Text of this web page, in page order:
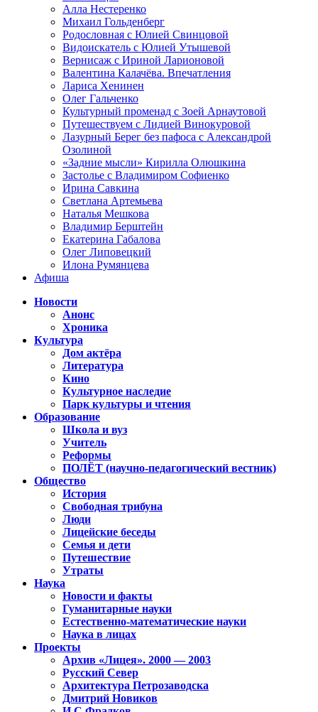
Алла Нестеренко
Михаил Гольденберг
Родословная с Юлией Свинцовой
Видоискатель с Юлией Утышевой
Вернисаж с Ириной Ларионовой
Валентина Калачёва. Впечатления
Лариса Хенинен
Олег Гальченко
Культурный променад с Зоей Арнаутовой
Путешествуем с Лидией Винокуровой
Лазурный Берег без пафоса с Александрой
Озолиной
«Задние мысли» Кирилла Олюшкина
Застолье с Владимиром Софиенко
Ирина Савкина
Светлана Артемьева
Наталья Мешкова
Владимир Берштейн
Екатерина Габалова
Олег Липовецкий
Илона Румянцева
Афиша
Новости
Анонс
Хроника
Культура
Дом актёра
Литература
Кино
Культурное наследие
Парк культуры и чтения
Образование
Школа и вуз
Учитель
Реформы
ПОЛЁТ (научно-педагогический вестник)
Общество
История
Свободная трибуна
Люди
Лицейские беседы
Семья и дети
Путешествие
Утраты
Наука
Новости и факты
Гуманитарные науки
Естественно-математические науки
Наука в лицах
Проекты
Архив «Лицея». 2000 — 2003
Русский Север
Архитектура Петрозаводска
Дмитрий Новиков